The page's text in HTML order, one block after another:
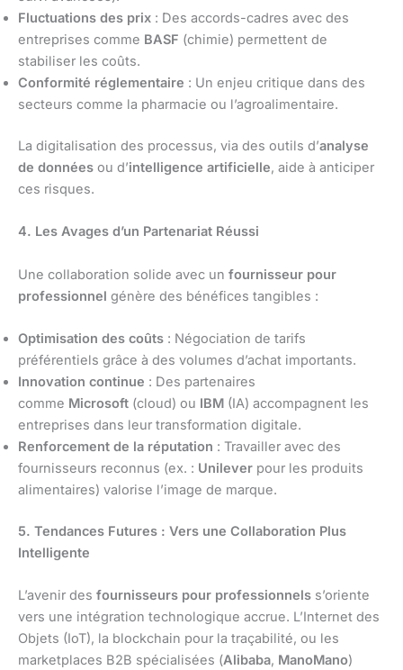
Fluctuations des prix : Des accords-cadres avec des
entreprises comme BASF (chimie) permettent de
stabiliser les coûts.
Conformité réglementaire : Un enjeu critique dans des
secteurs comme la pharmacie ou l’agroalimentaire.
La digitalisation des processus, via des outils d’analyse
de données ou d’intelligence artificielle, aide à anticiper
ces risques.
4. Les Avages d’un Partenariat Réussi
Une collaboration solide avec un fournisseur pour
professionnel génère des bénéfices tangibles :
Optimisation des coûts : Négociation de tarifs
préférentiels grâce à des volumes d’achat importants.
Innovation continue : Des partenaires
comme Microsoft (cloud) ou IBM (IA) accompagnent les
entreprises dans leur transformation digitale.
Renforcement de la réputation : Travailler avec des
fournisseurs reconnus (ex. : Unilever pour les produits
alimentaires) valorise l’image de marque.
5. Tendances Futures : Vers une Collaboration Plus
Intelligente
L’avenir des fournisseurs pour professionnels s’oriente
vers une intégration technologique accrue. L’Internet des
Objets (IoT), la blockchain pour la traçabilité, ou les
marketplaces B2B spécialisées (Alibaba, ManoMano)